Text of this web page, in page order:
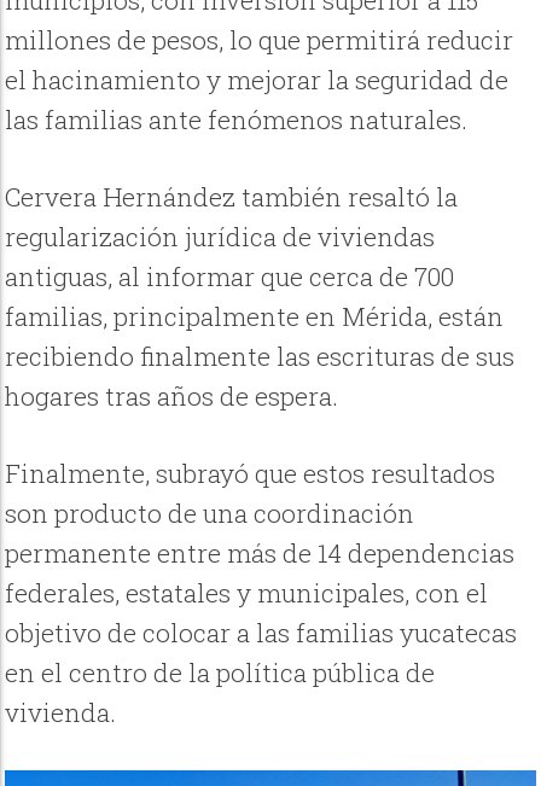
millones de pesos, lo que permitirá reducir
el hacinamiento y mejorar la seguridad de
las familias ante fenómenos naturales.
Cervera Hernández también resaltó la
regularización jurídica de viviendas
antiguas, al informar que cerca de 700
familias, principalmente en Mérida, están
recibiendo finalmente las escrituras de sus
hogares tras años de espera.
Finalmente, subrayó que estos resultados
son producto de una coordinación
permanente entre más de 14 dependencias
federales, estatales y municipales, con el
objetivo de colocar a las familias yucatecas
en el centro de la política pública de
vivienda.